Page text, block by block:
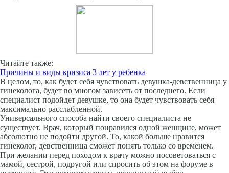
Читайте также:
Причины и виды кризиса 3 лет у ребенка
В целом, то, как будет себя чувствовать девушка-девственница у
гинеколога, будет во многом зависеть от последнего. Если
специалист подойдет девушке, то она будет чувствовать себя
максимально расслабленной.
Универсального способа найти своего специалиста не
существует. Врач, который понравился одной женщине, может
абсолютно не подойти другой. То, какой больше нравится
гинеколог, девственница сможет понять только со временем.
При желании перед походом к врачу можно посоветоваться с
мамой, сестрой, подругой или спросить об этом на форуме в